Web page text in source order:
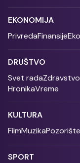
EKONOMIJA
PrivredaFinansije
DRUŠTVO
Svet radaZdravstvo
HronikaVreme
KULTURA
FilmMuzikaPozorište
SPORT